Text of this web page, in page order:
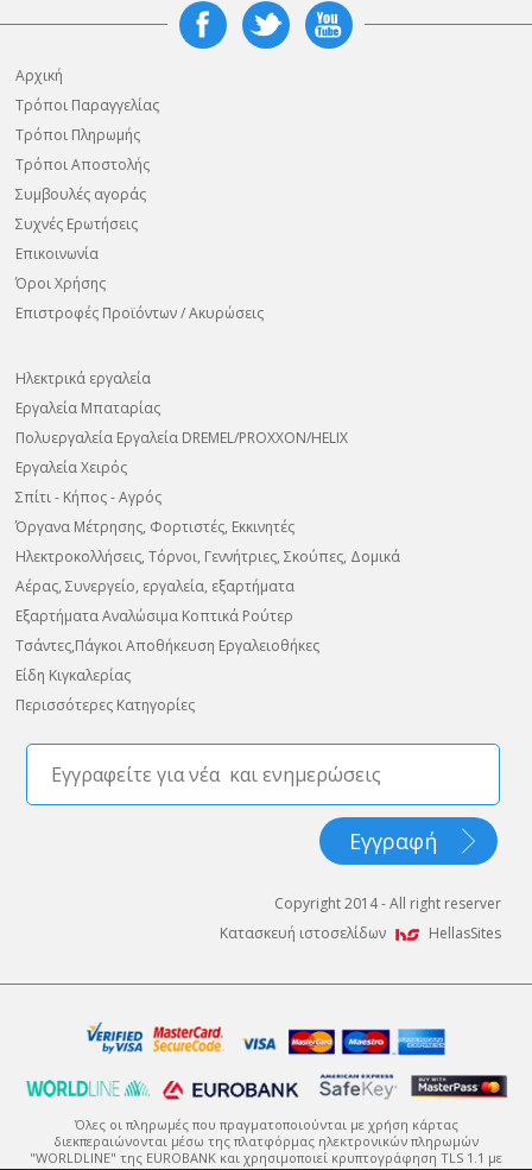
Αρχική
Τρόποι Παραγγελίας
Τρόποι Πληρωμής
Τρόποι Αποστολής
Συμβουλές αγοράς
Συχνές Ερωτήσεις
Επικοινωνία
Όροι Χρήσης
Επιστροφές Προϊόντων / Ακυρώσεις
Ηλεκτρικά εργαλεία
Εργαλεία Μπαταρίας
Πολυεργαλεία Εργαλεία DREMEL/PROXXON/HELIX
Εργαλεία Χειρός
Σπίτι - Κήπος - Αγρός
Όργανα Μέτρησης, Φορτιστές, Εκκινητές
Ηλεκτροκολλήσεις, Τόρνοι, Γεννήτριες, Σκούπες, Δομικά
Αέρας, Συνεργείο, εργαλεία, εξαρτήματα
Εξαρτήματα Αναλώσιμα Κοπτικά Ρούτερ
Τσάντες,Πάγκοι Αποθήκευση Εργαλειοθήκες
Είδη Κιγκαλερίας
Περισσότερες Κατηγορίες
Copyright 2014 - All right reserver
Κατασκευή ιστοσελίδων
HellasSites
Όλες οι πληρωμές που πραγματοποιούνται με χρήση κάρτας
διεκπεραιώνονται μέσω της πλατφόρμας ηλεκτρονικών πληρωμών
"WORLDLINE" της EUROBANK και χρησιμοποιεί κρυπτογράφηση TLS 1.1 με